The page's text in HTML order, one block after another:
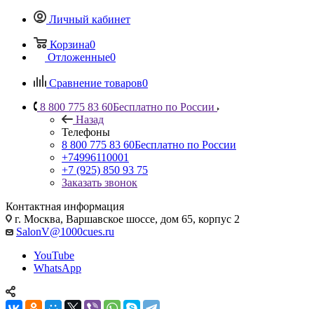
Личный кабинет
Корзина0
Отложенные0
Сравнение товаров0
8 800 775 83 60Бесплатно по России
Назад
Телефоны
8 800 775 83 60Бесплатно по России
+74996110001
+7 (925) 850 93 75
Заказать звонок
Контактная информация
г. Москва, Варшавское шоссе, дом 65, корпус 2
SalonV@1000cues.ru
YouTube
WhatsApp